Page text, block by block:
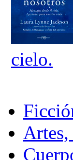
cielo.
Artes,